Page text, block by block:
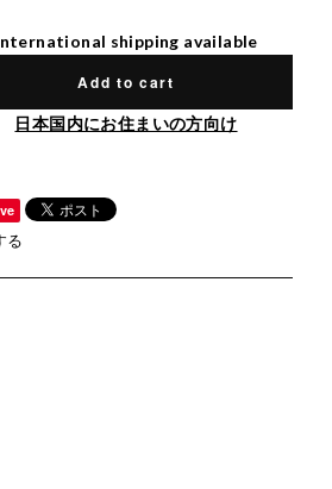
shipping available
Add to cart
日本国内にお住まいの方向け
る